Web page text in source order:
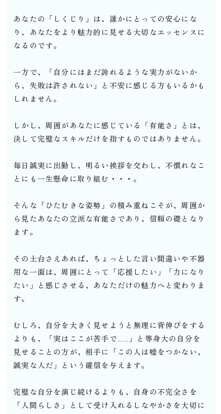
あなたの「しくじり」は、誰かにとっての安心にな
り、あなたをより魅力的に見せる大切なエッセンスに
なるのです。
一方で、「自分にはまだ誇れるような実力がないか
ら、失敗は許されない」と不安に感じる方もいるかも
しれません。
しかし、周囲があなたに感じている「有能さ」とは、
決して完璧なスキルだけを指すものではありません。
毎日誠実に出勤し、明るい挨拶を交わし、不慣れなこ
とにも一生懸命に取り組む・・・。
そんな「ひたむきな姿勢」の積み重ねこそが、周囲か
ら見たあなたの立派な有能さであり、信頼の礎となり
ます。
その土台さえあれば、ちょっとした言い間違いや不器
用な一面は、周囲にとって「応援したい」「力になり
たい」と感じさせる、あなただけの魅力へと変わりま
す。
むしろ、自分を大きく見せようと無理に背伸びをする
よりも、「実はここが苦手で……」と等身大の自分を
見せることの方が、相手に「この人は嘘をつかない、
誠実な人だ」という確信を与えます。
完璧な自分を演じ続けるよりも、自身の不完全さを
「人間らしさ」として受け入れるしなやかさを大切に